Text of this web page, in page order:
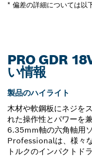
* 偏差の詳細については以
PRO GDR
い情報
製品のハイライト
木材や軟鋼板にネジを
れた操作性とパワーを
6.35mm軸の六角軸用
Professionalは、様々
トルクのインパクトド